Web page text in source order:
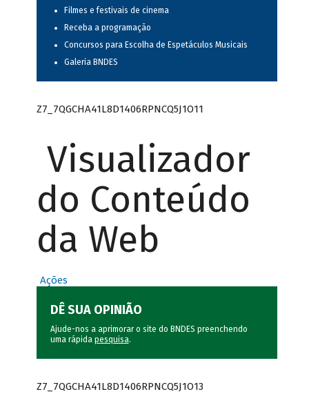
Filmes e festivais de cinema
Receba a programação
Concursos para Escolha de Espetáculos Musicais
Galeria BNDES
Z7_7QGCHA41L8D1406RPNCQ5J1O11
Visualizador
do Conteúdo
da Web
Ações
DÊ SUA OPINIÃO
Ajude-nos a aprimorar o site do BNDES preenchendo
uma rápida pesquisa.
Z7_7QGCHA41L8D1406RPNCQ5J1O13